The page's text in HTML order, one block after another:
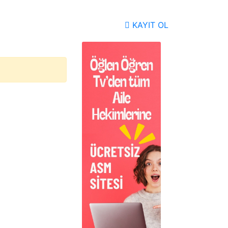
KAYIT OL